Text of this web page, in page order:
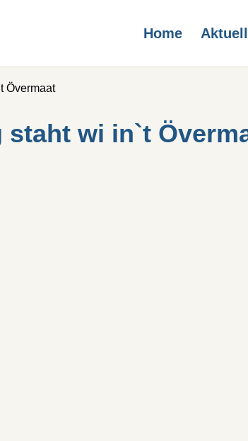
Home
Övermaat
wi in`t